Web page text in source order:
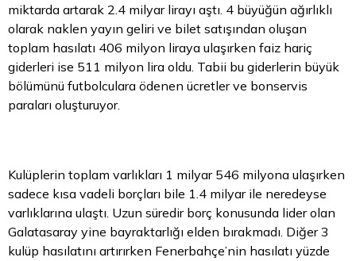
miktarda artarak 2.4 milyar lirayı aştı. 4 büyüğün ağırlıklı
olarak naklen yayın geliri ve bilet satışından oluşan
toplam hasılatı 406 milyon liraya ulaşırken faiz hariç
giderleri ise 511 milyon lira oldu. Tabii bu giderlerin büyük
bölümünü futbolculara ödenen ücretler ve bonservis
paraları oluşturuyor.
Kulüplerin toplam varlıkları 1 milyar 546 milyona ulaşırken
sadece kısa vadeli borçları bile 1.4 milyar ile neredeyse
varlıklarına ulaştı. Uzun süredir borç konusunda lider olan
Galatasaray yine bayraktarlığı elden bırakmadı. Diğer 3
kulüp hasılatını artırırken Fenerbahçe’nin hasılatı yüzde